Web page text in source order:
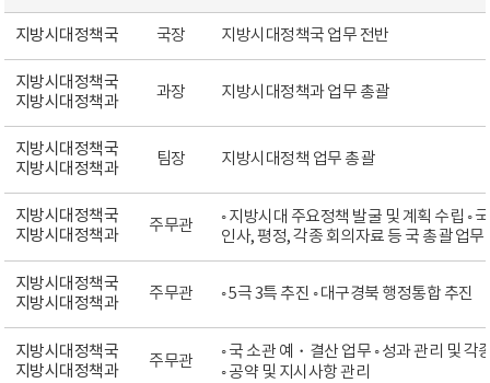
지방시대정책국 국장 지방시대정책국 업무 전반
지방시대정책국
지방시대정책과
과장 지방시대정책과 업무 총괄
지방시대정책국
지방시대정책과
팀장 지방시대정책 업무 총괄
지방시대정책국
지방시대정책과
주무관
◦ 지방시대 주요정책 발굴 및 계획 수립 ◦
인사, 평정, 각종 회의자료 등 국 총괄 업무
지방시대정책국
지방시대정책과
주무관 ◦ 5극 3특 추진 ◦ 대구경북 행정통합 추진
지방시대정책국
지방시대정책과
주무관
◦ 국 소관 예・결산 업무 ◦ 성과 관리 및
◦ 공약 및 지시사항 관리